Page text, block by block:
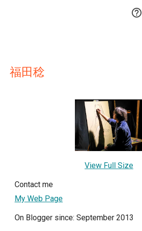

福田稔
View Full Size
Contact me
My Web Page
On Blogger since: September 2013